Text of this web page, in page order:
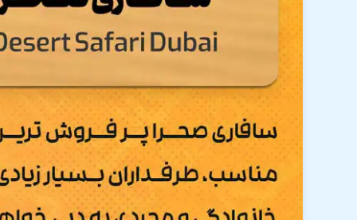
سافاری دبی در کمپ های متعددی اجرا می شود که
کیفیت بالای پذیرایی، شام و سطح بالای ارائه خدمات
دقت داشته باشید رقص عربی در ماه رمضان انجام